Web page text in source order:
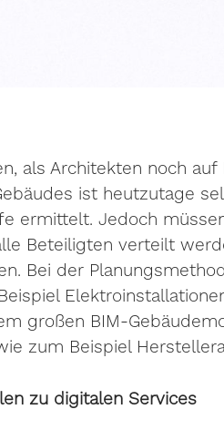
als Architekten noch
ist heutzutage
ermittelt. Jedoch
Beteiligten verteilt
Bei der
großen BIM-
zum Beispiel
zu digitalen Services